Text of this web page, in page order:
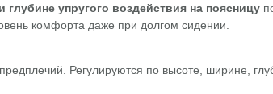
глубине упругого воздействия на поясницу
комфорта даже при долгом сидении.
Регулируются по высоте, ширине,